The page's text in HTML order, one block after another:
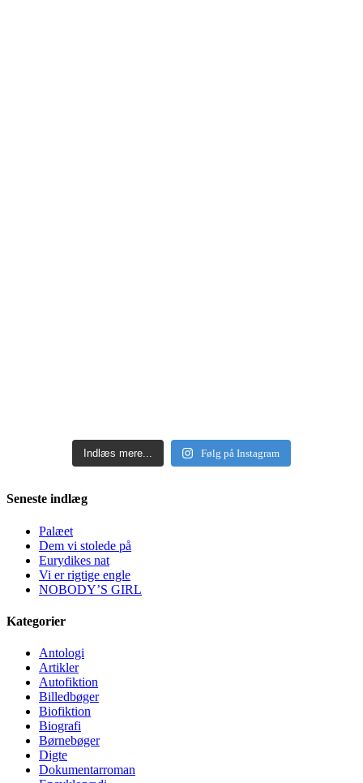
Indlæs mere... Følg på Instagram
Seneste indlæg
Palæet
Dem vi stolede på
Eurydikes nat
Vi er rigtige engle
NOBODY’S GIRL
Kategorier
Antologi
Artikler
Autofiktion
Billedbøger
Biofiktion
Biografi
Børnebøger
Digte
Dokumentarroman